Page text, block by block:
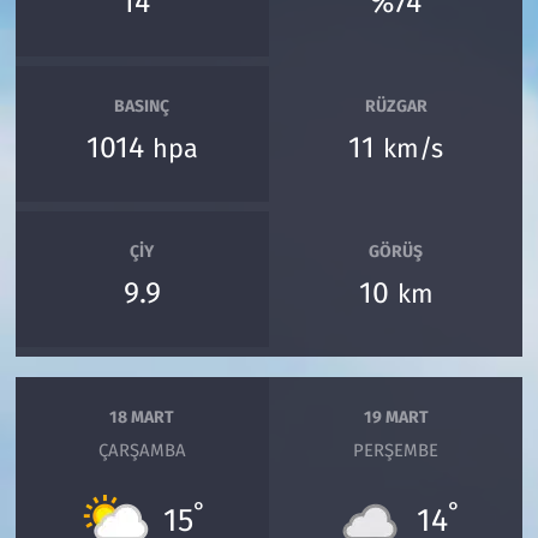
BASINÇ
1014 hpa
RÜZGAR
11 km/s
ÇIY
9.9
GÖRÜŞ
10 km
18 MART
ÇARŞAMBA
15°
19 MART
PERŞEMBE
14°